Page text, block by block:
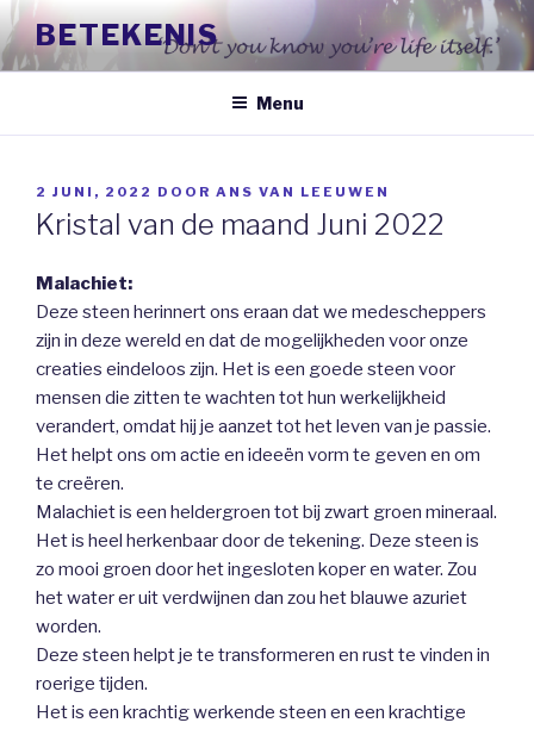
Naar
de
inhoud
BETEKENIS
Menu
GEPLAATST
OP
2 JUNI, 2022 DOOR ANS VAN LEEUWEN
Kristal van de maand Juni 2022
Malachiet:
Deze steen herinnert ons eraan dat we medescheppers
zijn in deze wereld en dat de mogelijkheden voor onze
creaties eindeloos zijn. Het is een goede steen voor
mensen die zitten te wachten tot hun werkelijkheid
verandert, omdat hij je aanzet tot het leven van je passie.
Het helpt ons om actie en ideeën vorm te geven en om
te creëren.
Malachiet is een heldergroen tot bij zwart groen mineraal.
Het is heel herkenbaar door de tekening. Deze steen is
zo mooi groen door het ingesloten koper en water. Zou
het water er uit verdwijnen dan zou het blauwe azuriet
worden.
Deze steen helpt je te transformeren en rust te vinden in
roerige tijden.
Het is een krachtig werkende steen en een krachtige